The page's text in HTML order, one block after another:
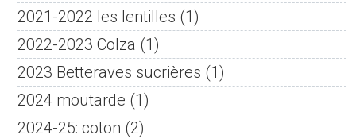
2021-2022 les lentilles (1)
2022-2023 Colza (1)
2023 Betteraves sucrières (1)
2024 moutarde (1)
2024-25: coton (2)